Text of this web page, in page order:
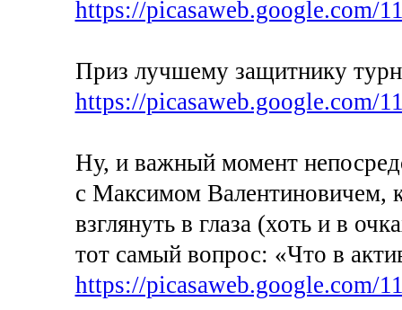
https://picasaweb.google.com/
Приз лучшему защитнику
https://picasaweb.google.com/
Ну, и важный момент
с Максимом Валентиновичем,
взглянуть в глаза (хоть и в
тот самый вопрос: «Что в
https://picasaweb.google.com/